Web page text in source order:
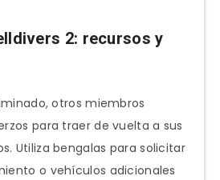
2: recursos y
otros miembros
para traer de vuelta a sus
Utiliza bengalas para solicitar
o vehículos adicionales